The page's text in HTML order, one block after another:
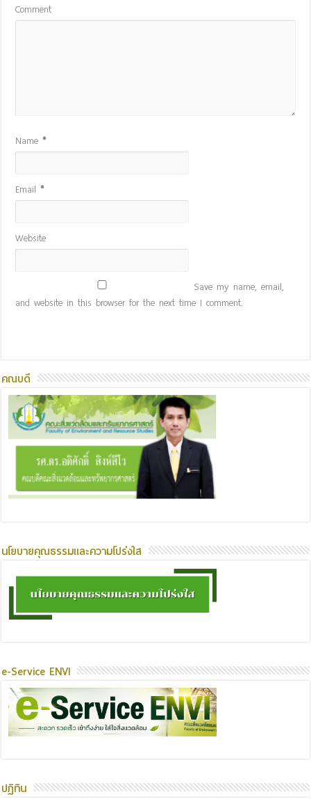
Comment
Name*
Email*
Website
Save my name, email,
and website in this browser for the next time I comment.
คณบดี
นโยบายคุณธรรมและความโปร่งใส
e-Service ENVI
ปฏิทิน